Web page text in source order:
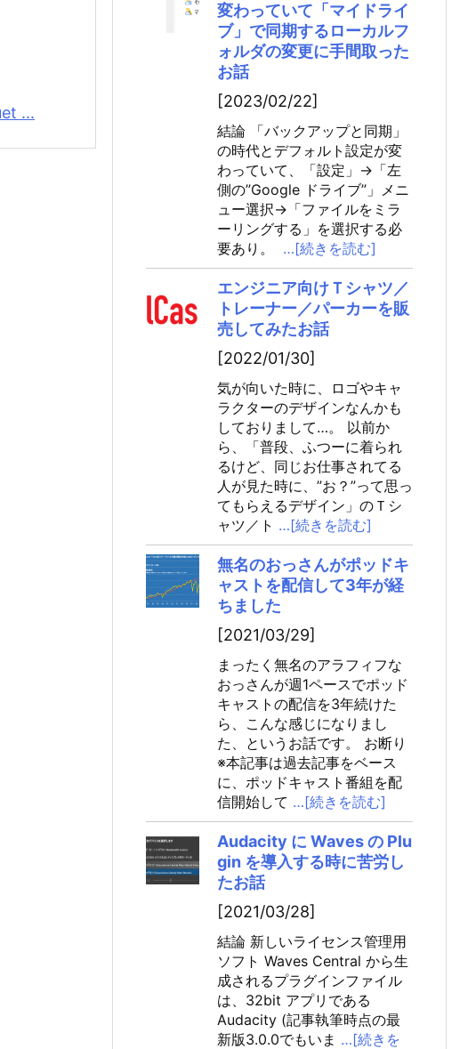
...
変わっていて「マイドライ
ブ」で同期するローカルフ
ォルダの変更に手間取った
お話
[2023/02/22]
結論 「バックアップと同期」
の時代とデフォルト設定が変
わっていて、「設定」→「左
側の”Google ドライブ”」メニ
ュー選択→「ファイルをミラ
ーリングする」を選択する必
要あり。
…[続きを読む]
エンジニア向けＴシャツ／
トレーナー／パーカーを販
売してみたお話
[2022/01/30]
気が向いた時に、ロゴやキャ
ラクターのデザインなんかも
しておりまして…。 以前か
ら、「普段、ふつーに着られ
るけど、同じお仕事されてる
人が見た時に、”お？”って思っ
てもらえるデザイン」のＴシ
ャツ／ト …[続きを読む]
無名のおっさんがポッドキ
ャストを配信して3年が経
ちました
[2021/03/29]
まったく無名のアラフィフな
おっさんが週1ペースでポッド
キャストの配信を3年続けた
ら、こんな感じになりまし
た、というお話です。 お断り
※本記事は過去記事をベース
に、ポッドキャスト番組を配
信開始して …[続きを読む]
Audacity に Waves の Plu
gin を導入する時に苦労し
たお話
[2021/03/28]
結論 新しいライセンス管理用
ソフト Waves Central から生
成されるプラグインファイル
は、32bit アプリである
Audacity (記事執筆時点の最
新版3.0.0でもいま …[続きを